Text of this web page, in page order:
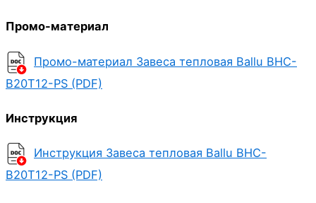
Промо-материал
Промо-материал Завеса тепловая Ballu BHC-
B20T12-PS (PDF)
Инструкция
Инструкция Завеса тепловая Ballu BHC-
B20T12-PS (PDF)